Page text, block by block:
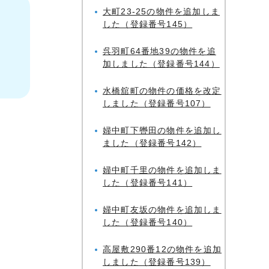
大町23-25の物件を追加しま
した（登録番号145）
呉羽町64番地39の物件を追
加しました（登録番号144）
水橋舘町の物件の価格を改定
しました（登録番号107）
婦中町下轡田の物件を追加し
ました（登録番号142）
婦中町千里の物件を追加しま
した（登録番号141）
婦中町友坂の物件を追加しま
した（登録番号140）
高屋敷290番12の物件を追加
しました（登録番号139）